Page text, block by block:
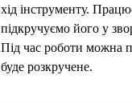
хід інструменту.
підкручуємо його у
Під час роботи можна
буде розкручене.